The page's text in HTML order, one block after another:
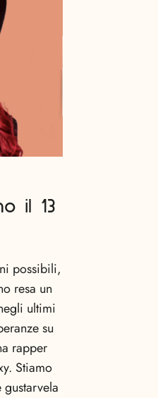
il 13
possibili,
resa un
ultimi
su
rapper
Stiamo